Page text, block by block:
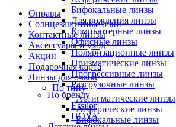
Оправы
Солнцезащитные очки
Контактные линзы
Аксессуары и уход
Акции
Подарочная карта
Линзы для очков
По типу
Астигматические линзы
Асферические линзы
Бифокальные линзы
Бифокальные линзы
Для вождения линзы
Компьютерные линзы
Офисные линзы
Поляризационные линзы
Призматические линзы
Прогрессивные линзы
Разгрузочные линзы
По бренду
Essilor
HOYA